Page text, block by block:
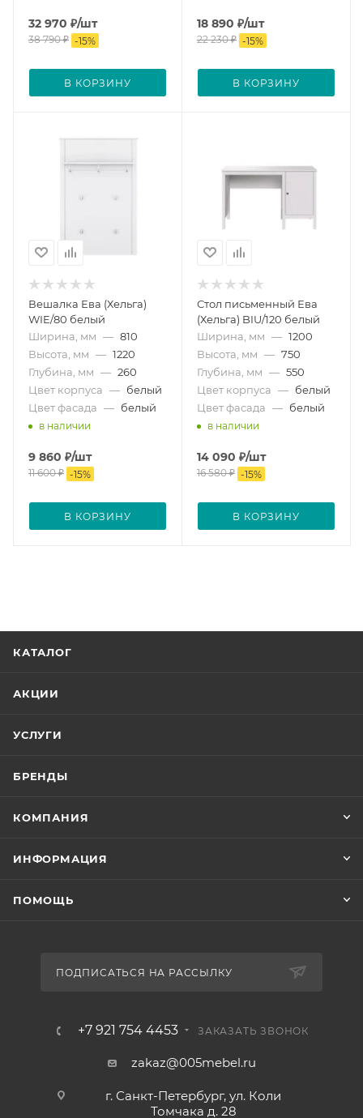
32 970 ₽/шт
38 790₽ -15%
В КОРЗИНУ
18 890 ₽/шт
22 230₽ -15%
В КОРЗИНУ
Вешалка Ева (Хельга)
WIE/80 белый
Ширина, мм — 810
Высота, мм — 1220
Глубина, мм — 260
Цвет корпуса — белый
Цвет фасада — белый
в наличии
9 860 ₽/шт
11 600₽ -15%
В КОРЗИНУ
Стол письменный Ева
(Хельга) BIU/120 белый
Ширина, мм — 1200
Высота, мм — 750
Глубина, мм — 550
Цвет корпуса — белый
Цвет фасада — белый
в наличии
14 090 ₽/шт
16 580₽ -15%
В КОРЗИНУ
КАТАЛОГ
АКЦИИ
УСЛУГИ
БРЕНДЫ
КОМПАНИЯ
ИНФОРМАЦИЯ
ПОМОЩЬ
ПОДПИСАТЬСЯ НА РАССЫЛКУ
+7 921 754 4453 ЗАКАЗАТЬ ЗВОНОК
zakaz@005mebel.ru
г. Санкт-Петербург, ул. Коли
Томчака д. 28